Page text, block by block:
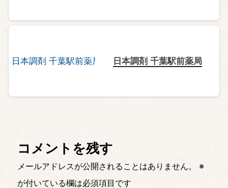
日本調剤 千葉駅前薬局
コメントを残す
メールアドレスが公開されることはありません。
※
が付いている欄は必須項目です